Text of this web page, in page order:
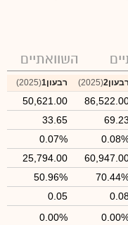
השוואתיים
רבעון2 (2025) רבעון1 (2025)
50,621.00
69.23
33.65
0.07%
25,794.00
50.96%
0.05
0.00%